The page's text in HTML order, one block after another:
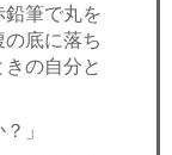
筆で丸を
底に落ち
の自分と
」